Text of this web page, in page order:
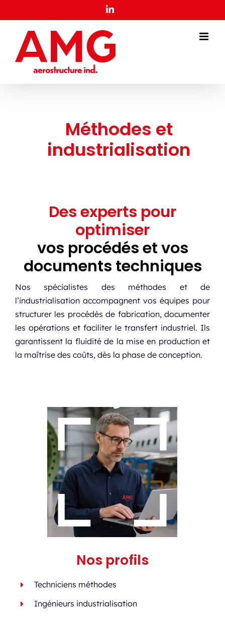
to
content
LinkedIn
Méthodes et
industrialisation
Des experts pour
optimiser
vos procédés et vos
documents techniques
Nos spécialistes des méthodes et de
l’industrialisation accompagnent vos équipes pour
structurer les procédés de fabrication, documenter
les opérations et faciliter le transfert industriel. Ils
garantissent la fluidité de la mise en production et
la maîtrise des coûts, dès la phase de conception.
Nos profils
Techniciens méthodes
Ingénieurs industrialisation